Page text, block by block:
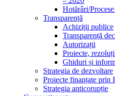
Hotărâri/
Transparență
Achiziții publice
Transparență
Autorizații
Proiecte,
Ghiduri și
Strategia de dezvoltare
Proiecte finanțate prin
Strategia anticorupție